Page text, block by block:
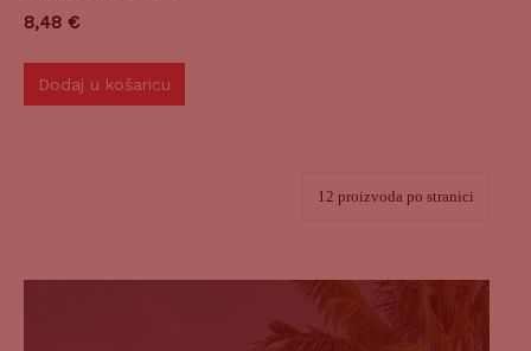
8,48 €
Dodaj u košaricu